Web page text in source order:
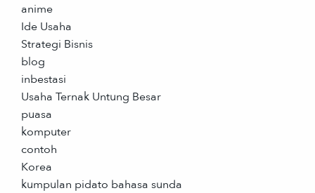
anime
Ide Usaha
Strategi Bisnis
blog
inbestasi
Usaha Ternak Untung Besar
puasa
komputer
contoh
Korea
kumpulan pidato bahasa sunda